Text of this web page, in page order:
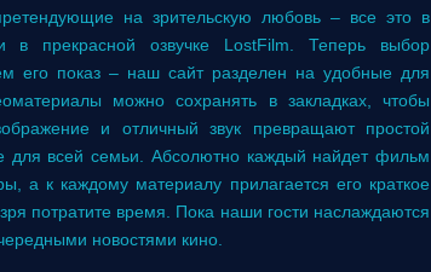
на зрительскую любовь – все это в
прекрасной озвучке LostFilm. Теперь выбор
его показ – наш сайт разделен на удобные для
можно сохранять в закладках, чтобы
и отличный звук превращают простой
для всей семьи. Абсолютно каждый найдет фильм
а к каждому материалу прилагается его краткое
потратите время. Пока наши гости наслаждаются
новостями кино.